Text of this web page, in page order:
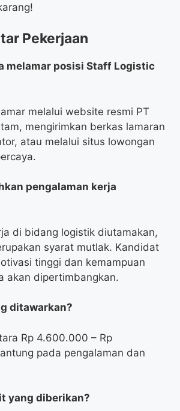
Pekerjaan
melamar posisi Staff Logistic
melalui website resmi PT
mengirimkan berkas lamaran
atau melalui situs lowongan
pengalaman kerja
di bidang logistik diutamakan,
syarat mutlak. Kandidat
tinggi dan kemampuan
akan dipertimbangkan.
ditawarkan?
Rp 4.600.000 – Rp
pada pengalaman dan
yang diberikan?